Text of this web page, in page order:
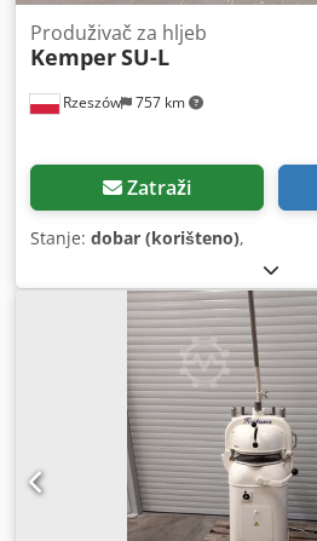
Rzeszów 757 km
Produživač za hljeb
KemperSU-L
Zatraži
Stanje: dobar (korišteno),